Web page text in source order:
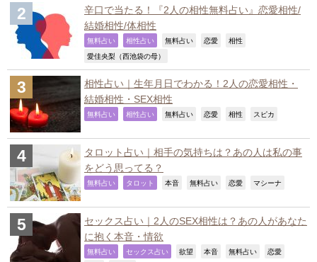
辛口で当たる！『2人の相性無料占い』恋愛相性/
結婚相性/体相性
無料占い 相性占い 無料占い 恋愛 相性
愛佳央梨（西池袋の母）
相性占い｜生年月日でわかる！2人の恋愛相性・
結婚相性・SEX相性
無料占い 相性占い 無料占い 恋愛 相性 スピカ
タロット占い｜相手の気持ちは？あの人は私の事
をどう思ってる？
無料占い タロット 本音 無料占い 恋愛 マシーナ
セックス占い｜2人のSEX相性は？あの人があなた
に抱く本音・情欲
無料占い セックス占い 欲望 本音 無料占い 恋愛